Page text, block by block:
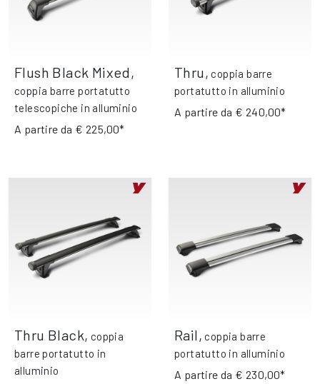
Flush Black Mixed,
coppia barre portatutto
telescopiche in alluminio
A partire da € 225,00*
Thru, coppia barre
portatutto in alluminio
A partire da € 240,00*
Thru Black, coppia
barre portatutto in
alluminio
Rail, coppia barre
portatutto in alluminio
A partire da € 230,00*